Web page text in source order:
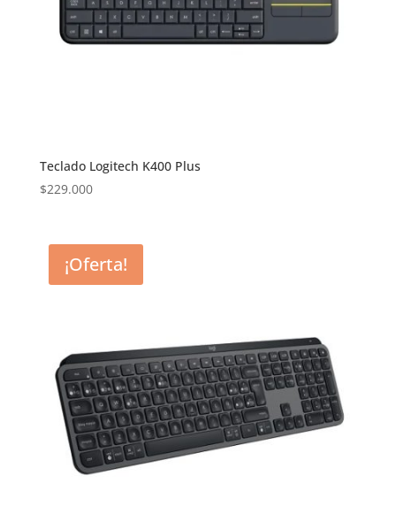
Teclado Logitech K400 Plus
$229.000
¡Oferta!